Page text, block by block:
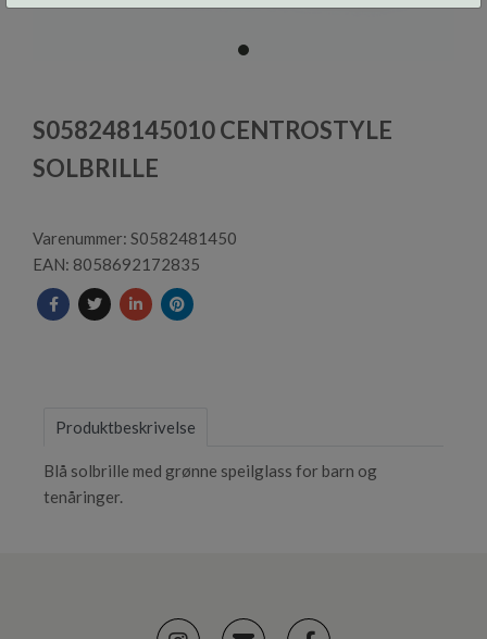
item
of
1
S058248145010 CENTROSTYLE
SOLBRILLE
Varenummer: S0582481450
EAN: 8058692172835
Produktbeskrivelse
Blå solbrille med grønne speilglass for barn og
tenåringer.